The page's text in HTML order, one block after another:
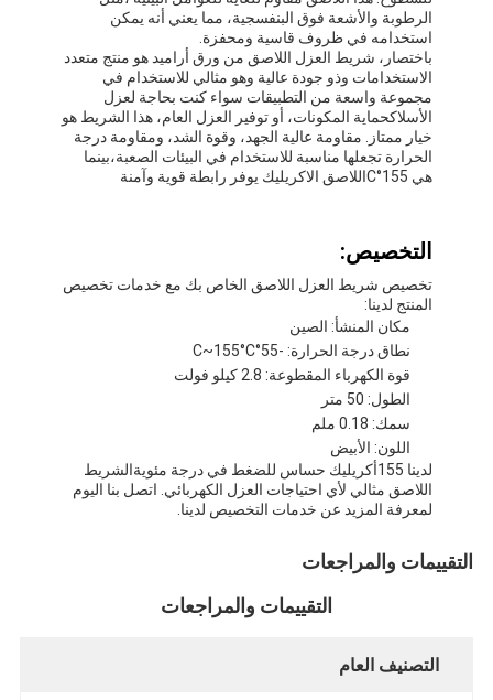
شريط من القماش الزجاجي المصنوع من رقائق الألومنيوم
ورق الكرافت ذو الوجه احباط
قماش الألياف الزجاجية رقائق الألومنيوم
شريط احباط سكريم
شريط لاصق مزدوج الجوانب
الشريط اللاصق PET
صب الاستثمار الدقيق
لوح العزل الكهربائي
الرطوبة والأشعة فوق البنفسجية، مما يعني أنه يمكن
استخدامه في ظروف قاسية ومحفزة.
باختصار، شريط العزل اللاصق من ورق أراميد هو منتج متعدد
الاستخدامات وذو جودة عالية وهو مثالي للاستخدام في
مجموعة واسعة من التطبيقات سواء كنت بحاجة لعزل
الأسلاكحماية المكونات، أو توفير العزل العام، هذا الشريط هو
خيار ممتاز. مقاومة عالية الجهد، وقوة الشد، ومقاومة درجة
الحرارة تجعلها مناسبة للاستخدام في البيئات الصعبة،بينما
هي 155
°C اللاصق الاكريليك يوفر رابطة قوية وآمنة
التخصيص:
تخصيص شريط العزل اللاصق الخاص بك مع خدمات تخصيص
المنتج لدينا:
مكان المنشأ: الصين
نطاق درجة الحرارة: -55°C~155°C
قوة الكهرباء المقطوعة: 2.8 كيلو فولت
الطول: 50 متر
سمك: 0.18 ملم
اللون: الأبيض
لدينا 155
أكريليك حساس للضغط في درجة مئويةالشريط
اللاصق مثالي لأي احتياجات العزل الكهربائي. اتصل بنا اليوم
لمعرفة المزيد عن خدمات التخصيص لدينا.
التقييمات والمراجعات
التقييمات والمراجعات
التصنيف العام